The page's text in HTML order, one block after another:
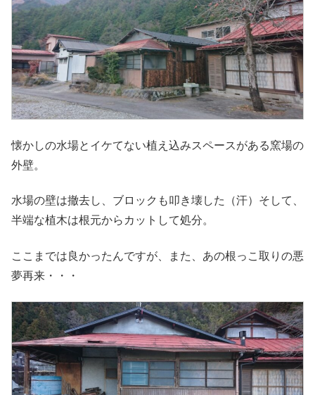
懐かしの水場とイケてない植え込みスペースがある窯場の
外壁。
水場の壁は撤去し、ブロックも叩き壊した（汗）そして、
半端な植木は根元からカットして処分。
ここまでは良かったんですが、また、あの根っこ取りの悪
夢再来・・・